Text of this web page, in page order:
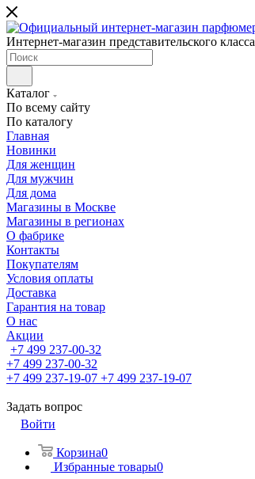
Интернет-магазин представительского класса
Каталог
По всему сайту
По каталогу
Главная
Новинки
Для женщин
Для мужчин
Для дома
Магазины в Москве
Магазины в регионах
О фабрике
Контакты
Покупателям
Условия оплаты
Доставка
Гарантия на товар
О нас
Акции
+7 499 237-00-32
+7 499 237-00-32
+7 499 237-19-07 +7 499 237-19-07
Задать вопрос
Войти
Корзина0
Избранные товары0